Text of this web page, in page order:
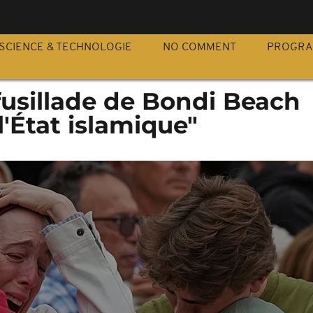
SCIENCE & TECHNOLOGIE NO COMMENT
de Bondi Beach
islamique"